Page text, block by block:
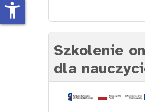
Szkolenie
dla
accessibility_new